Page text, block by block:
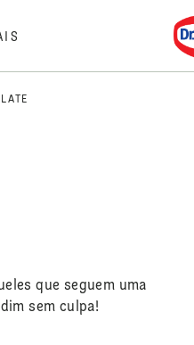
que seguem uma
sem culpa!